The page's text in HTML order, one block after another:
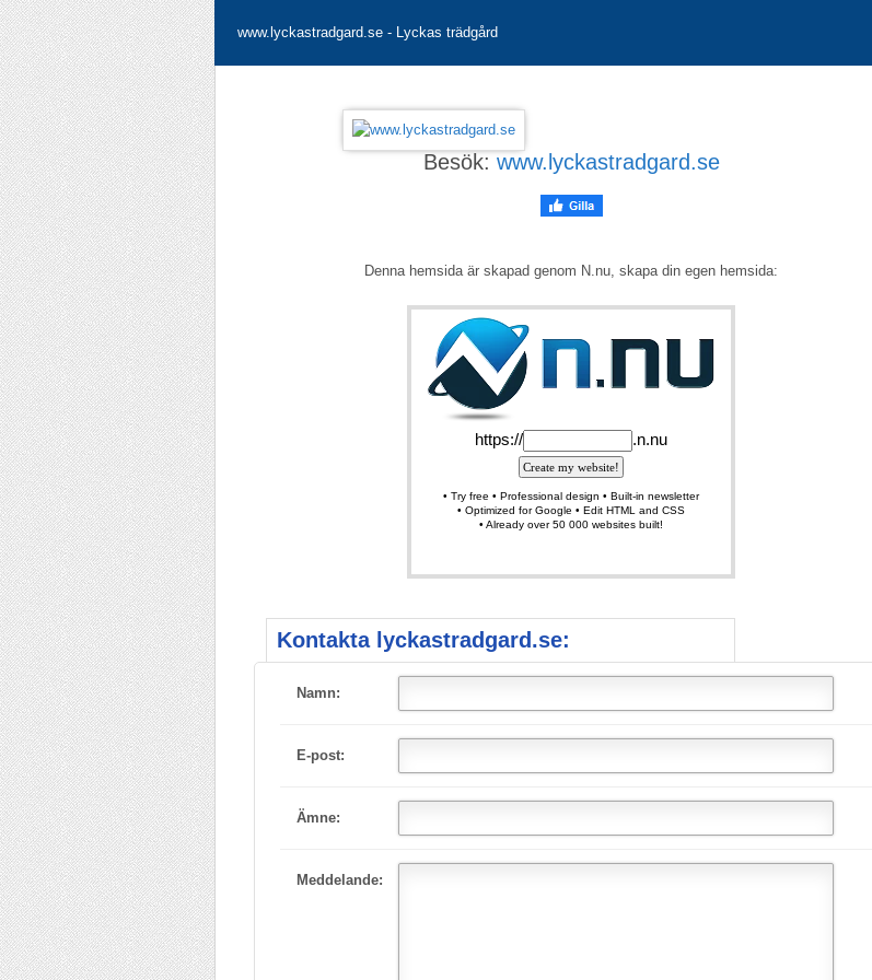
www.lyckastradgard.se - Lyckas trädgård
Besök: www.lyckastradgard.se
Denna hemsida är skapad genom N.nu, skapa din egen hemsida:
Kontakta lyckastradgard.se:
Namn:
E-post:
Ämne:
Meddelande: